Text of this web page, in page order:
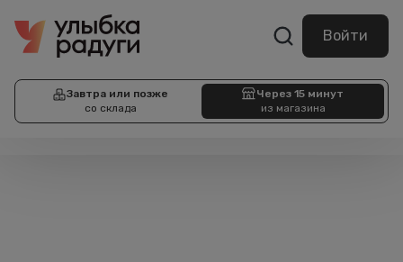
Войти
Завтра или позже
со склада
Через 15 минут
из магазина